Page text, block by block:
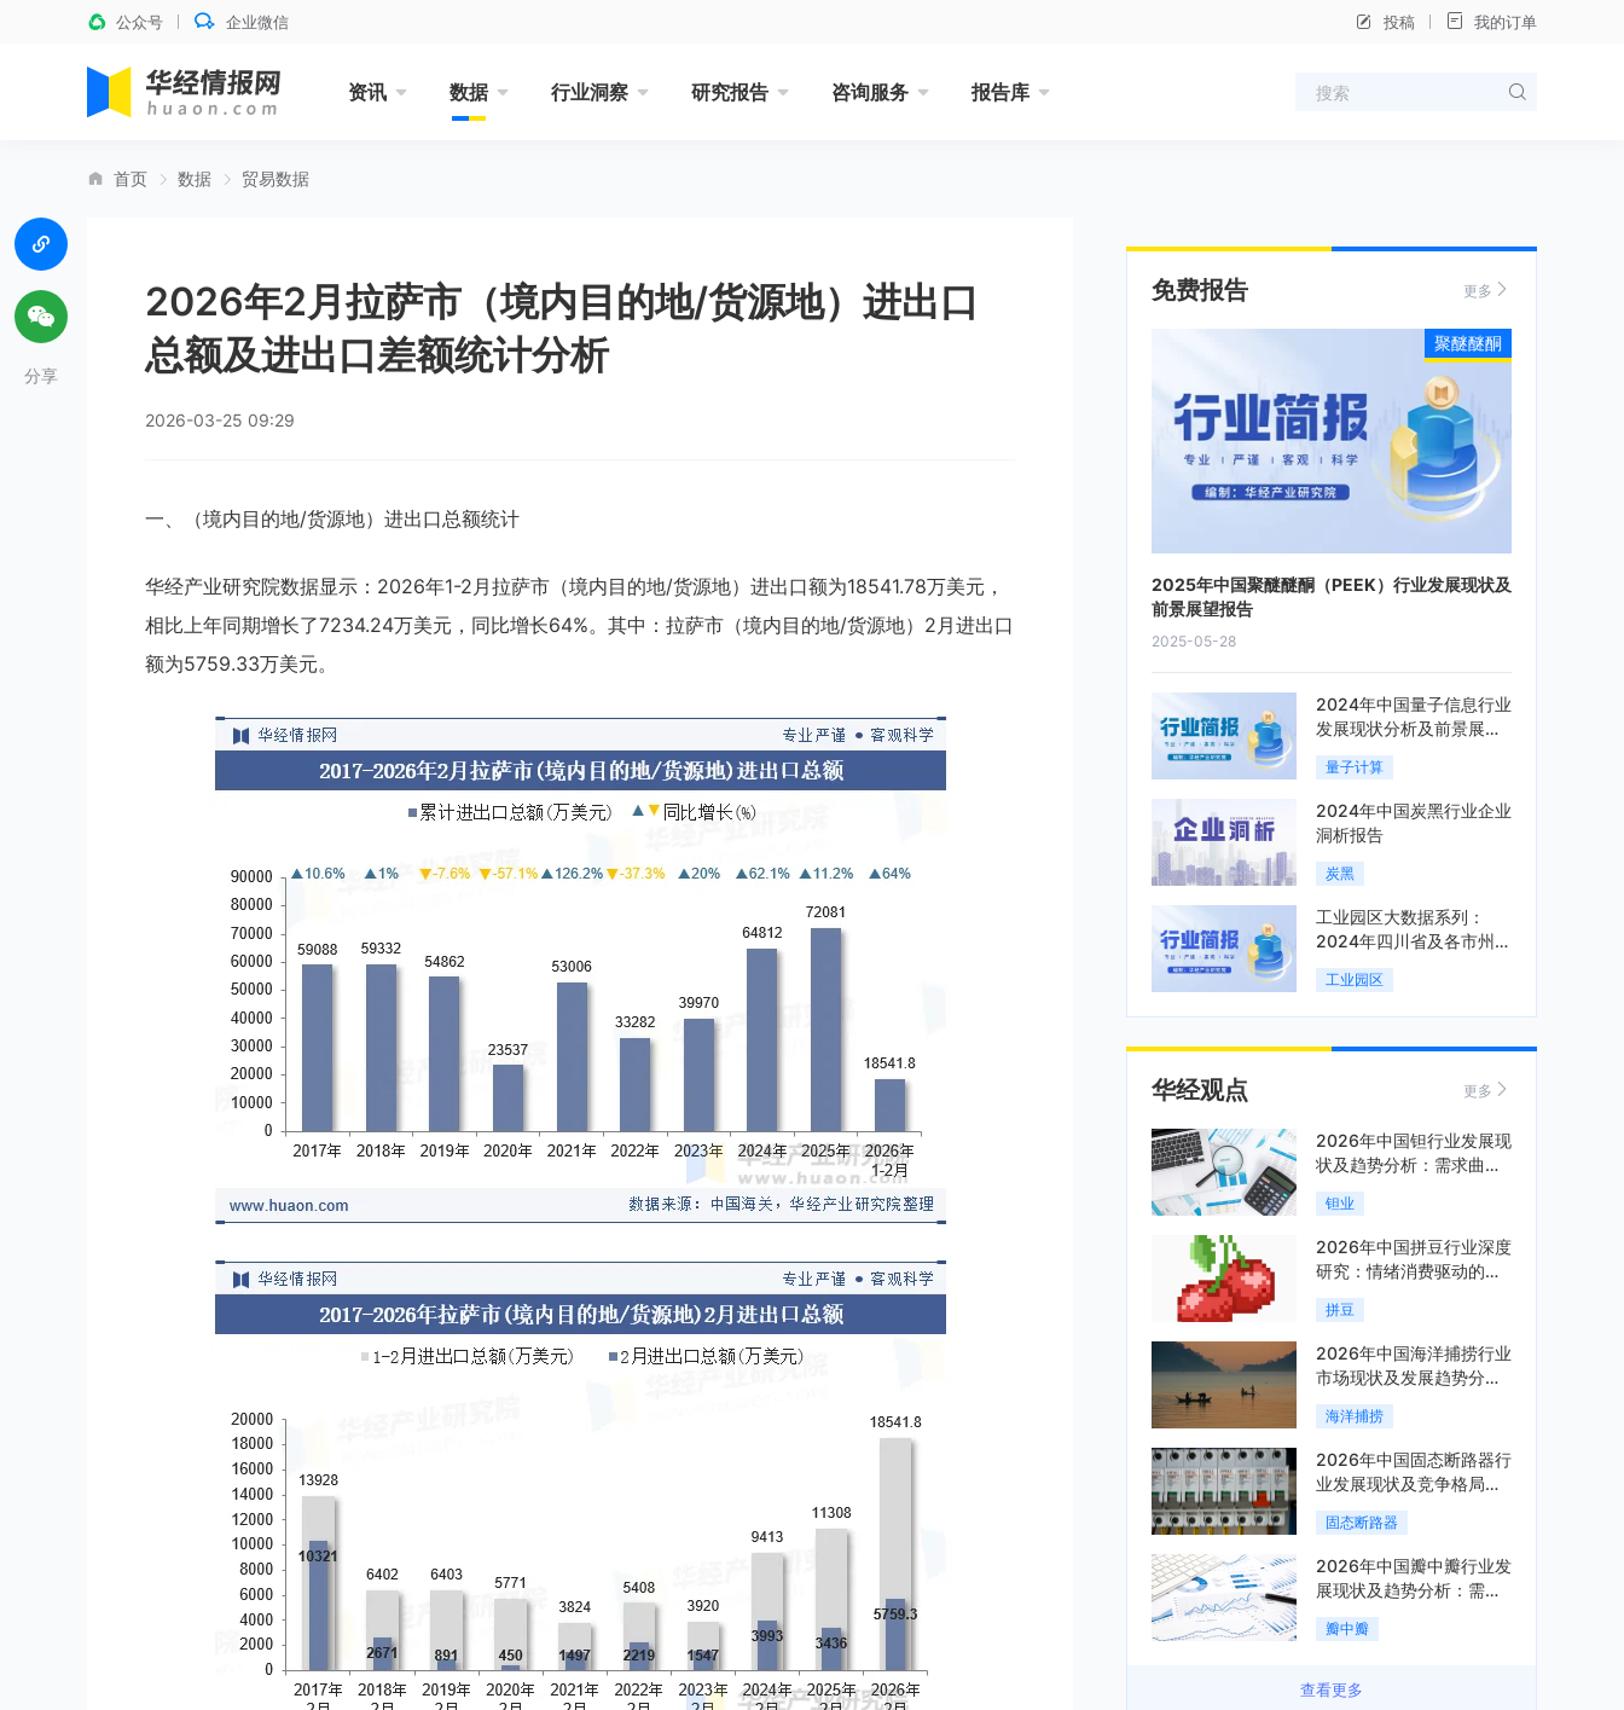
公众号 企业微信 投稿 我的订单
资讯 数据 行业洞察 研究报告 咨询服务 报告库
首页 数据 贸易数据
2026年2月拉萨市（境内目的地/货源地）进出口
总额及进出口差额统计分析
2026-03-25 09:29
一、（境内目的地/货源地）进出口总额统计
华经产业研究院数据显示：2026年1-2月拉萨市（境内目的地/货源地）进出口额为18541.78万美元，
相比上年同期增长了7234.24万美元，同比增长64%。其中：拉萨市（境内目的地/货源地）2月进出口
额为5759.33万美元。
分享
免费报告 更多
2025年中国聚醚醚酮（PEEK）行业发展现状及
前景展望报告
2025-05-28
聚醚醚酮
2024年中国量子信息行业
发展现状分析及前景展望
报告
量子计算
2024年中国炭黑行业企业
洞析报告
炭黑
工业园区大数据系列：
2024年四川省及各市州工
业园区全景洞析报告
工业园区
华经观点 更多
2026年中国钽行业发展现
状及趋势分析：需求曲线
陡峭与供给曲线平缓的博
弈加剧「图」
钽业
2026年中国拼豆行业深度
研究：情绪消费驱动的新
兴手工赛道「图」
拼豆
2026年中国海洋捕捞行业
市场现状及发展趋势分
析：科技赋能与智能化转
型加速「图」
海洋捕捞
2026年中国固态断路器行
业发展现状及竞争格局分
析：国际巨头领跑技术，
国内企业加速追赶「图」
固态断路器
2026年中国瓣中瓣行业发
展现状及趋势分析：需求
可持续释放，市场发展前
景良好「图」
瓣中瓣
查看更多